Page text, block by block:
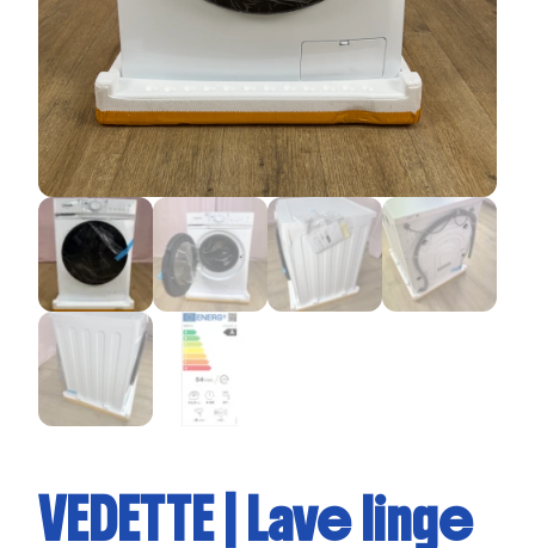
VEDETTE | Lave linge